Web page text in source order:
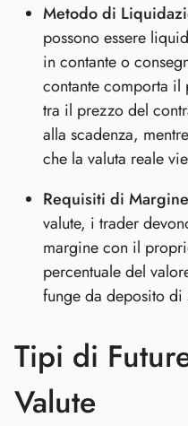
Metodo di
possono essere
in contante o
contante comporta il
tra il prezzo del
alla scadenza,
che la valuta reale
Requisiti di
valute, i trader
margine con il
percentuale del
funge da deposito di
Tipi di
Valute